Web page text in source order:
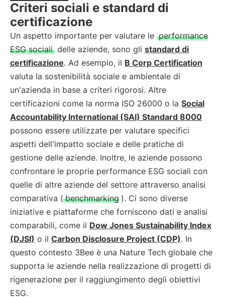
Criteri sociali e standard di
certificazione
Un aspetto importante per valutare le performance
ESG sociali delle aziende, sono gli standard di
certificazione. Ad esempio, il B Corp Certification
valuta la sostenibilità sociale e ambientale di
un'azienda in base a criteri rigorosi. Altre
certificazioni come la norma ISO 26000 o la Social
Accountability International (SAI) Standard 8000
possono essere utilizzate per valutare specifici
aspetti dell'impatto sociale e delle pratiche di
gestione delle aziende. Inoltre, le aziende possono
confrontare le proprie performance ESG sociali con
quelle di altre aziende del settore attraverso analisi
comparativa ( benchmarking ). Ci sono diverse
iniziative e piattaforme che forniscono dati e analisi
comparabili, come il Dow Jones Sustainability Index
(DJSI) o il Carbon Disclosure Project (CDP). In
questo contesto 3Bee è una Nature Tech globale che
supporta le aziende nella realizzazione di progetti di
rigenerazione per il raggiungimento degli obiettivi
ESG.